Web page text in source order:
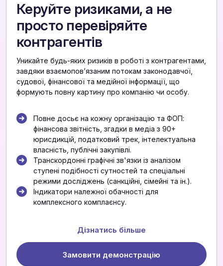
Керуйте ризиками, а не
просто перевіряйте
контрагентів
Уникайте будь-яких ризиків в роботі з контрагентами,
завдяки взаємоповʼязаним потокам законодавчої,
судової, фінансової та медійної інформації, що
формують повну картину про компанію чи особу.
Повне досьє на кожну організацію та ФОП:
фінансова звітність, згадки в медіа з 90+
юрисдикцій, податковий трек, інтелектуальна
власність, публічні закупівлі.
Транскордонні графічні зв'язки із аналізом
ступені подібності сутностей та спеціальні
режими досліджень (санкційні, сімейні та ін.).
Індикатори належної обачності для
комплексного комплаєнсу.
Дізнатись більше
Замовити демонстрацію